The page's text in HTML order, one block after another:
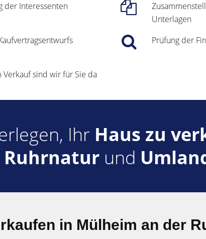
der Interessenten
Unterlagen
Prüfung der
Verkauf sind wir für Sie da
Ihr Haus zu
Ruhrnatur und
in Mülheim an der